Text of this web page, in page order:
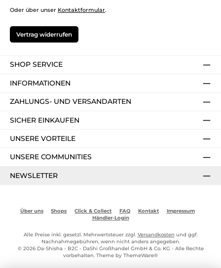
Oder über unser Kontaktformular.
Vertrag widerrufen
SHOP SERVICE
INFORMATIONEN
ZAHLUNGS- UND VERSANDARTEN
SICHER EINKAUFEN
UNSERE VORTEILE
UNSERE COMMUNITIES
NEWSLETTER
Über uns Shops Click & Collect FAQ Kontakt
Impressum
Händler-Login
Alle Preise inkl. gesetzl. Mehrwertsteuer zzgl. Versandkosten und ggf.
Nachnahmegebühren, wenn nicht anders angegeben.
© 2026 Da-Shisha - B2C - DaShi Großhandel GmbH & Co. KG - Alle Rechte
vorbehalten. Theme by ThemeWare®